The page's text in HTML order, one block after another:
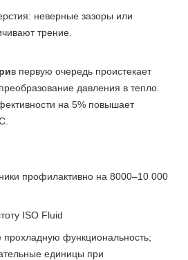
неверные зазоры или
трение.
в первую очередь проистекает
преобразование давления в тепло.
на 5% повышает
профилактивно на 8000–10 000
ISO Fluid
прохладную функциональность;
единицы при